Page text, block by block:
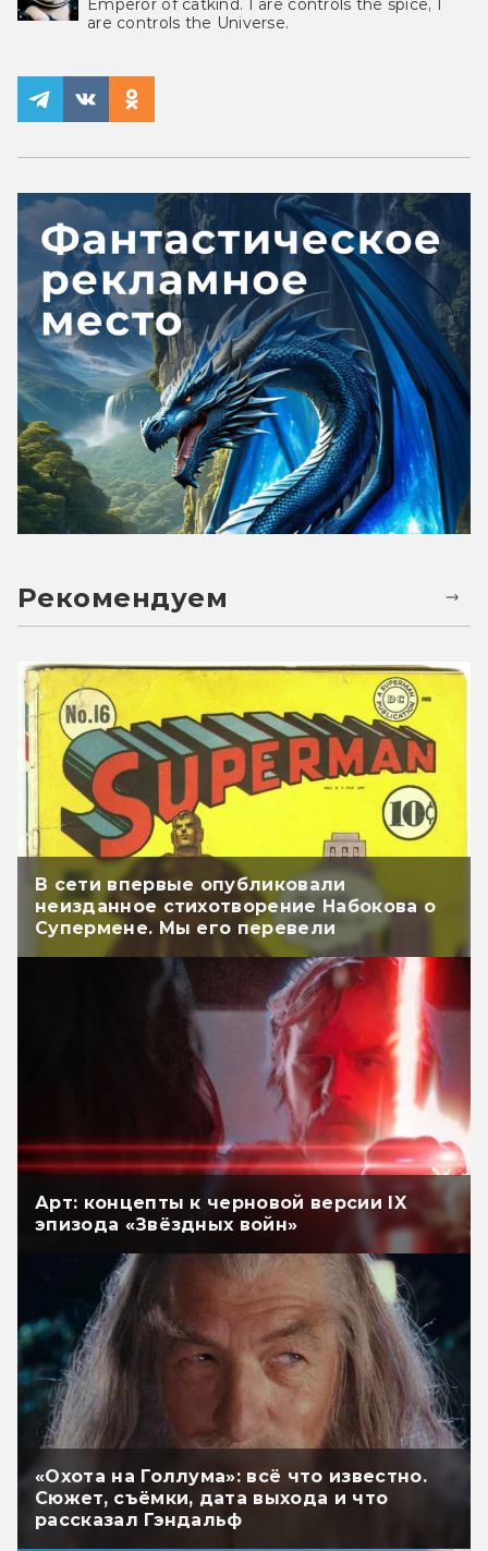
are controls the Universe.
Рекомендуем
В сети впервые опубликовали
неизданное стихотворение Набокова о
Супермене. Мы его перевели
Арт: концепты к черновой версии IX
эпизода «Звёздных войн»
«Охота на Голлума»: всё что известно.
Сюжет, съёмки, дата выхода и что
рассказал Гэндальф